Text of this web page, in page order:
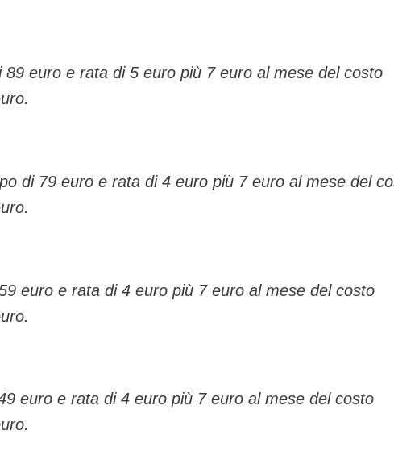
euro e rata di 5 euro più 7 euro al mese del costo
di 79 euro e rata di 4 euro più 7 euro al mese del
euro e rata di 4 euro più 7 euro al mese del costo
euro e rata di 4 euro più 7 euro al mese del costo